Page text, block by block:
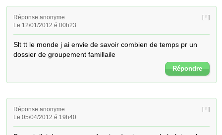
Réponse anonyme
Le 12/01/2012 é 00h23
[ ! ]
Slt tt le monde j ai envie de savoir combien de temps pr un
dossier de groupement famillaile
Répondre
Réponse anonyme
Le 05/04/2012 é 19h40
[ ! ]